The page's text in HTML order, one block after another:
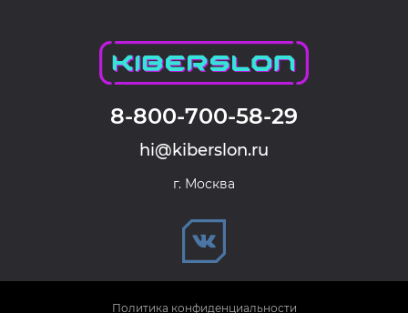
8-800-700-58-29
hi@kiberslon.ru
г. Москва
Политика конфиденциальности